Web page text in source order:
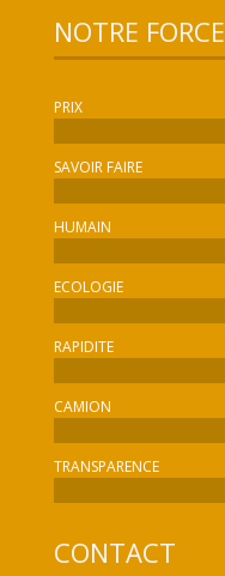
NOTRE FORCE
PRIX
SAVOIR FAIRE
HUMAIN
ECOLOGIE
RAPIDITE
CAMION
TRANSPARENCE
CONTACT